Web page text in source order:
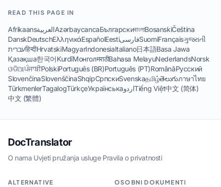
READ THIS PAGE IN
AfrikaansالعربيةAzərbaycancaБългарскиবাংলাBosanskiČeština
DanskDeutschΕλληνικάEspañolEestiفارسیSuomiFrançaisગુજરાતી
עבריתहिन्दीHrvatskiMagyarIndonesiaItaliano日本語Basa Jawa
Қазақша한국어KurdîМонголमराठीBahasa MelayuNederlandsNorsk
ଓଡିଆਪੰਜਾਬੀPolskiPortuguês (BR)Português (PT)RomânăРусский
SlovenčinaSlovenščinaShqipСрпскиSvenskaதமிழ்తెలుగుภาษาไทย
TürkmenlerTagalogTürkçeУкраїнськаاردوTiếng Việt中文 (简体)
中文 (繁體)
DocTranslator
O nama·Uvjeti pružanja usluge·Pravila o privatnosti
ALTERNATIVE OSOBNI DOKUMENTI